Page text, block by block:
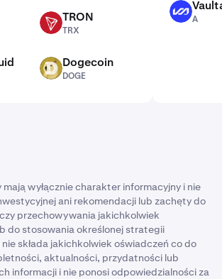
TRX TRON
TRX
DOGE Dogecoin
DOGE
A
A
mają wyłącznie charakter informacyjny i nie
ani rekomendacji lub zachęty do
przechowywania jakichkolwiek
do stosowania określonej strategii
składa jakichkolwiek oświadczeń co do
aktualności, przydatności lub
informacji i nie ponosi odpowiedzialności za